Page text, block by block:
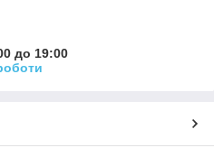
до 19:00